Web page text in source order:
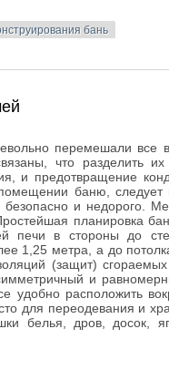
бань
перемешали все
что разделить
и предотвращение
баню,
и недорого.
планировка
печи в стороны до
1,25 метра, а до
(защит)
и
удобно расположить
для переодевания и
белья, дров,